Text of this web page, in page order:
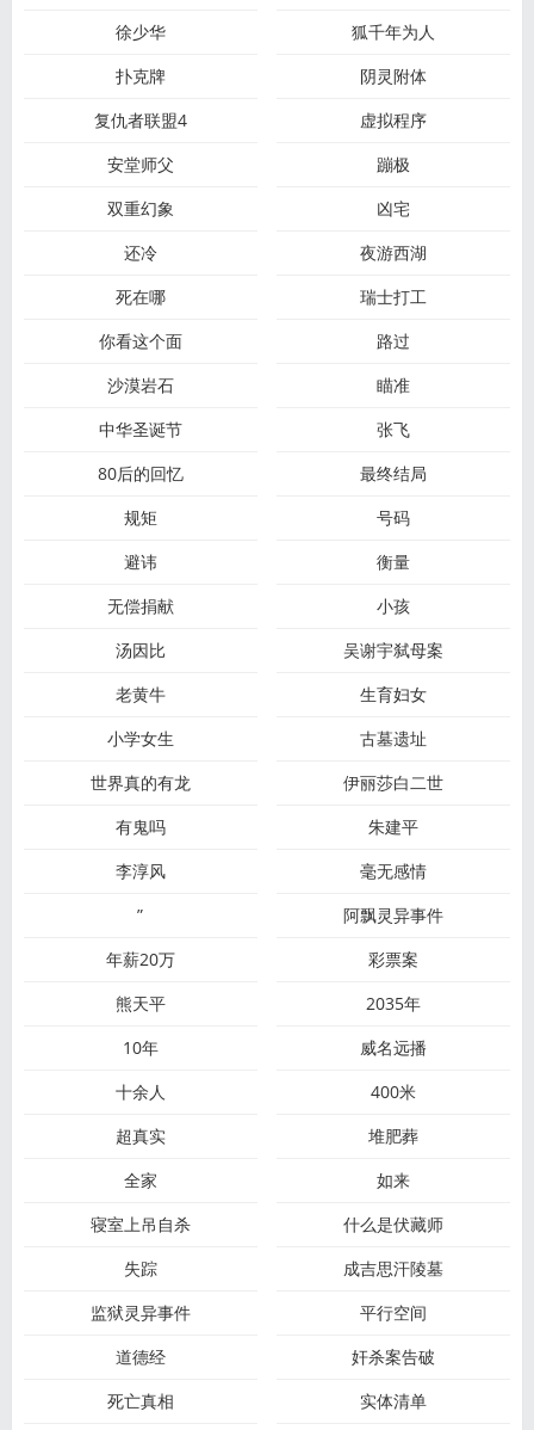
徐少华
狐千年为人
扑克牌
阴灵附体
复仇者联盟4
虚拟程序
安堂师父
蹦极
双重幻象
凶宅
还冷
夜游西湖
死在哪
瑞士打工
你看这个面
路过
沙漠岩石
瞄准
中华圣诞节
张飞
80后的回忆
最终结局
规矩
号码
避讳
衡量
无偿捐献
小孩
汤因比
吴谢宇弑母案
老黄牛
生育妇女
小学女生
古墓遗址
世界真的有龙
伊丽莎白二世
有鬼吗
朱建平
李淳风
毫无感情
”
阿飘灵异事件
年薪20万
彩票案
熊天平
2035年
10年
威名远播
十余人
400米
超真实
堆肥葬
全家
如来
寝室上吊自杀
什么是伏藏师
失踪
成吉思汗陵墓
监狱灵异事件
平行空间
道德经
奸杀案告破
死亡真相
实体清单